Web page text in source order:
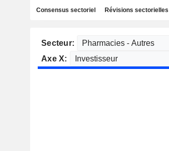
Consensus sectoriel Révisions sectorielles
Secteur:
Axe X: